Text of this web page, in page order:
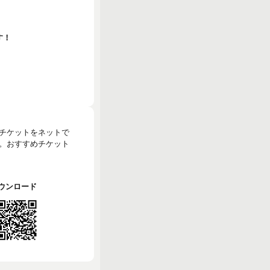
ケットをネットで
おすすめチケット
ンロード